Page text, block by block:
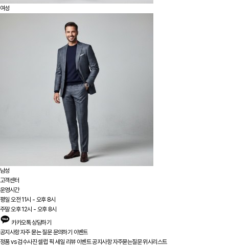
여성
남성
고객센터
운영시간
평일 오전 11시 - 오후 8시
주말 오후 12시 - 오후 8시
카카오톡 상담하기
공지사항자주 묻는 질문문의하기 이벤트
정품 vs검수사진셀럽 픽 세일 리뷰 이벤트공지사항 자주묻는질문위시리스트